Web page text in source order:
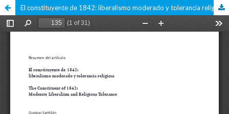
El constituyente de 1842: liberalismo moderado y tolerancia religiosa